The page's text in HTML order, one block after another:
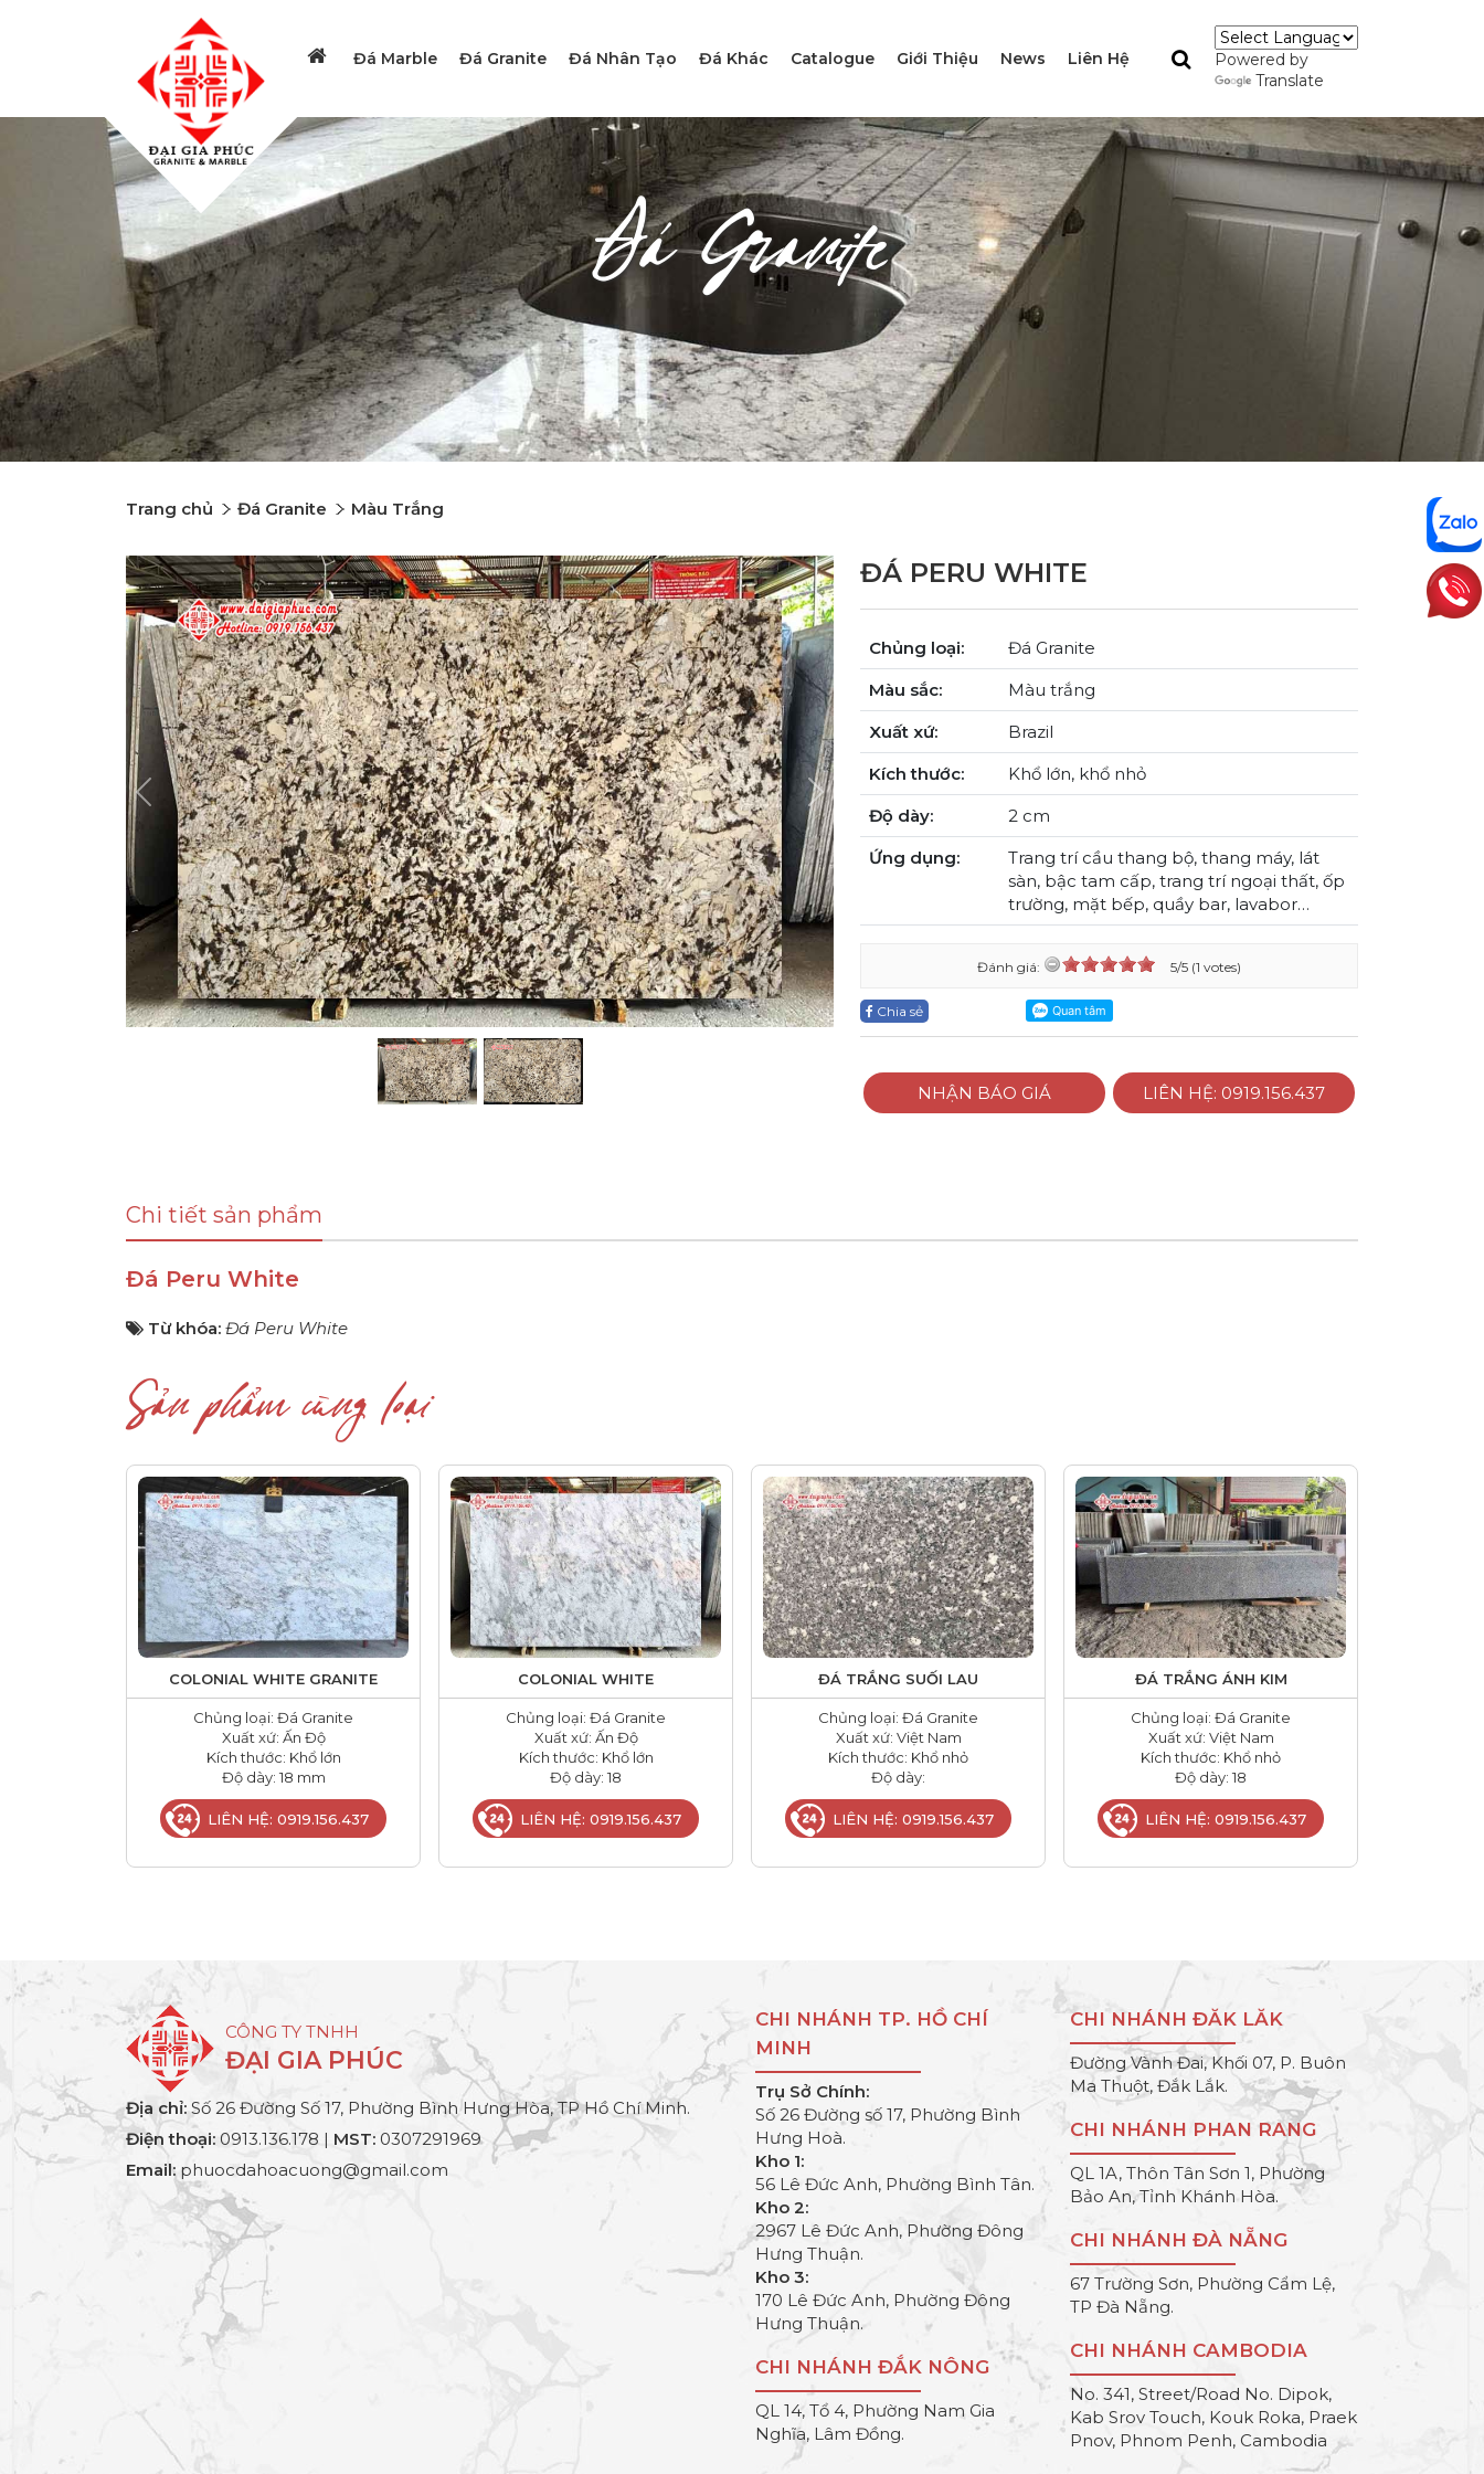
Đá Marble Đá Granite Đá Nhân Tạo Đá Khác Catalogue Giới Thiệu News Liên Hệ
Powered by
Translate
Đá Granite
Trang chủ Đá Granite Màu Trắng
Previous Next
ĐÁ PERU WHITE
Chủng loại:
Đá Granite
Màu sắc:
Màu trắng
Xuất xứ:
Brazil
Kích thước:
Khổ lớn, khổ nhỏ
Độ dày:
2 cm
Ứng dụng:
Trang trí cầu thang bộ, thang máy, lát
sàn, bậc tam cấp, trang trí ngoại thất, ốp
trường, mặt bếp, quầy bar, lavabor…
Đánh giá: 5/5 (1 votes)
Chia sẻ
NHẬN BÁO GIÁ LIÊN HỆ: 0919.156.437
Chi tiết sản phẩm
Đá Peru White
Từ khóa: Đá Peru White
Sản phẩm cùng loại
COLONIAL WHITE GRANITE
Chủng loại: Đá Granite
Xuất xứ: Ấn Độ
Kích thước: Khổ lớn
Độ dày: 18 mm
LIÊN HỆ: 0919.156.437
COLONIAL WHITE
Chủng loại: Đá Granite
Xuất xứ: Ấn Độ
Kích thước: Khổ lớn
Độ dày: 18
LIÊN HỆ: 0919.156.437
ĐÁ TRẮNG SUỐI LAU
Chủng loại: Đá Granite
Xuất xứ: Việt Nam
Kích thước: Khổ nhỏ
Độ dày:
LIÊN HỆ: 0919.156.437
ĐÁ TRẮNG ÁNH KIM
Chủng loại: Đá Granite
Xuất xứ: Việt Nam
Kích thước: Khổ nhỏ
Độ dày: 18
LIÊN HỆ: 0919.156.437
CÔNG TY TNHH
ĐẠI GIA PHÚC
Địa chỉ: Số 26 Đường Số 17, Phường Bình Hưng Hòa, TP Hồ Chí Minh.
Điện thoại: 0913.136.178 | MST: 0307291969
Email: phuocdahoacuong@gmail.com
CHI NHÁNH TP. HỒ CHÍ
MINH
Trụ Sở Chính:
Số 26 Đường số 17, Phường Bình
Hưng Hoà.
Kho 1:
56 Lê Đức Anh, Phường Bình Tân.
Kho 2:
2967 Lê Đức Anh, Phường Đông
Hưng Thuận.
Kho 3:
170 Lê Đức Anh, Phường Đông
Hưng Thuận.
CHI NHÁNH ĐẮK NÔNG
QL 14, Tổ 4, Phường Nam Gia
Nghĩa, Lâm Đồng.
CHI NHÁNH ĐĂK LĂK
Đường Vành Đai, Khối 07, P. Buôn
Ma Thuột, Đắk Lắk.
CHI NHÁNH PHAN RANG
QL 1A, Thôn Tân Sơn 1, Phường
Bảo An, Tỉnh Khánh Hòa.
CHI NHÁNH ĐÀ NẴNG
67 Trường Sơn, Phường Cẩm Lệ,
TP Đà Nẵng.
CHI NHÁNH CAMBODIA
No. 341, Street/Road No. Dipok,
Kab Srov Touch, Kouk Roka, Praek
Pnov, Phnom Penh, Cambodia